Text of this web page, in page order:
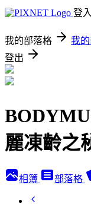
登入
我的部落格 我
登出
麗凍齡之
相簿 部落格